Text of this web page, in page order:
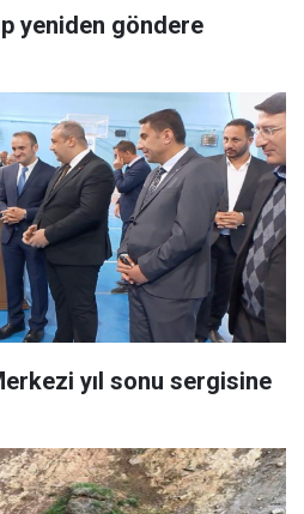
yeniden göndere
yıl sonu sergisine